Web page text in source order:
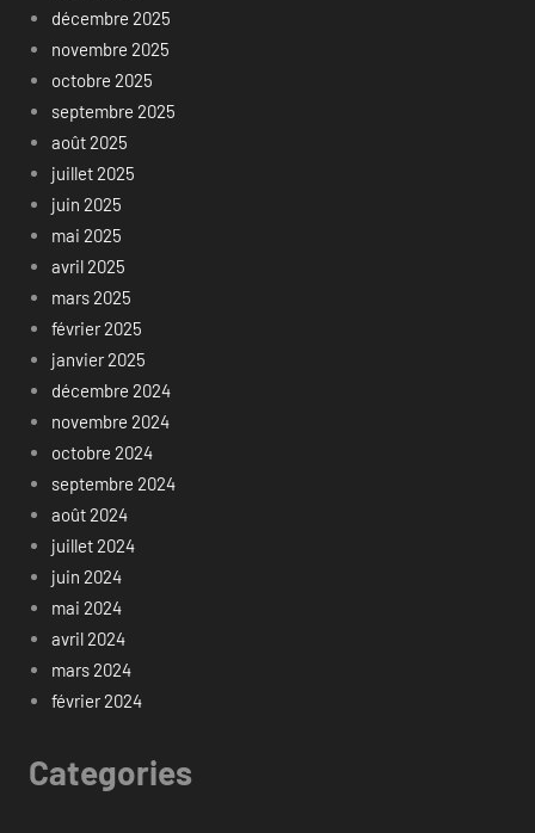
décembre 2025
novembre 2025
octobre 2025
septembre 2025
août 2025
juillet 2025
juin 2025
mai 2025
avril 2025
mars 2025
février 2025
janvier 2025
décembre 2024
novembre 2024
octobre 2024
septembre 2024
août 2024
juillet 2024
juin 2024
mai 2024
avril 2024
mars 2024
février 2024
Categories